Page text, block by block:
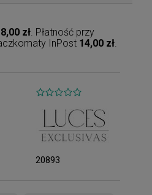
zł . Płatność przy
InPost 14,00 zł
20893